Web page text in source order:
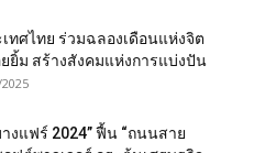
ทศไทย ร่วมฉลองเดือนแห่งจิต
ยยิ้ม สร้างสังคมแห่งการแบ่งปัน
งแฟร์ 2024” ฟื้น “ถนนสาย